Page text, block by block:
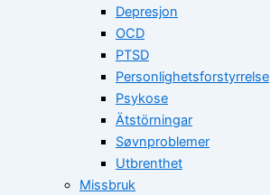
Depresjon
OCD
PTSD
Personlighetsforstyrrelse
Psykose
Ätstörningar
Søvnproblemer
Utbrenthet
Missbruk